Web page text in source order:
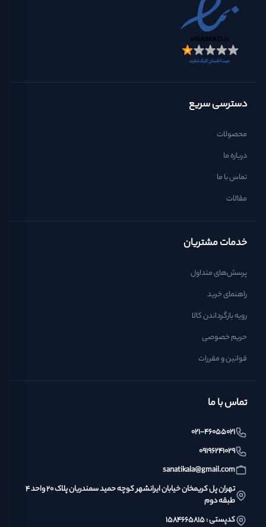
دسترسی سریع
محصولات
درباره ما
تماس با ما
مقالات
خدمات مشتریان
پرسش‌های متداول
راهنمای خرید
رویه بازگرداندن کالا
حریم خصوصی
قوانین و مقررات
تماس با ما
021-46055021
09196241029
sanatikala@gmail.com
تهران پل کریمخان خیابان ایرانشهر کوچه حمید سمندریان پلاک ۲۰ واحد ۴
طبقه دوم
کدپستی : ۱۵۸۴۶۶۵۸۱۵